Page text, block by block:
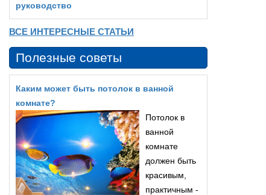
руководство
ВСЕ ИНТЕРЕСНЫЕ СТАТЬИ
Полезные советы
Каким может быть потолок в ванной
комнате?
Потолок в
ванной
комнате
должен быть
красивым,
практичным -